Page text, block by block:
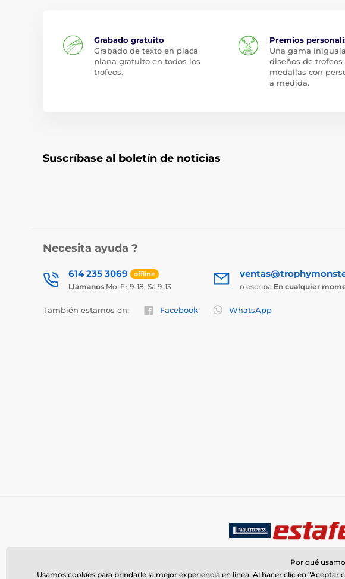
Grabado gratuito
Grabado de texto en placa
plana gratuito en todos los
trofeos.
Premios
Una gama
diseños de trofeos
medallas con
a medida.
Suscríbase al boletín de noticias
Necesita ayuda ?
614 235 3069 offline
Llámanos Mo-Fr 9-18, Sa 9-13 o escriba En cualquier
También estamos en: Facebook WhatsApp
Por qué
Usamos cookies para brindarle la mejor experiencia en línea. Al hacer clic en